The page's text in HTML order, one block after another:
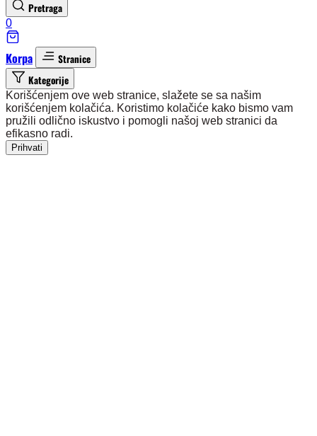
Pretraga
0
Korpa
Stranice
Kategorije
Korišćenjem ove web stranice, slažete se sa našim
korišćenjem kolačića. Koristimo kolačiće kako bismo vam
pružili odlično iskustvo i pomogli našoj web stranici da
efikasno radi.
Prihvati